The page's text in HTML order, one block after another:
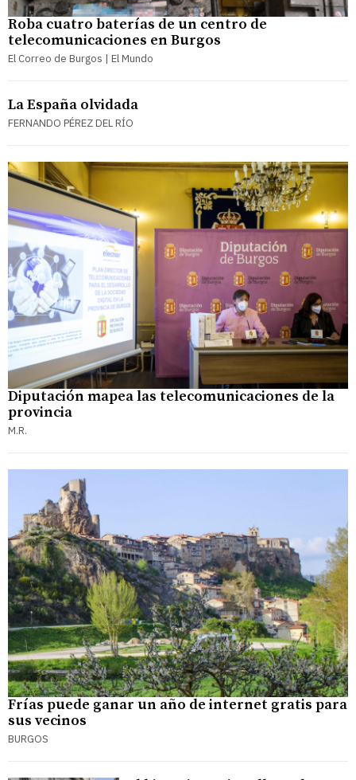
Roba cuatro baterías de un centro de
telecomunicaciones en Burgos
El Correo de Burgos | El Mundo
La España olvidada
FERNANDO PÉREZ DEL RÍO
Diputación mapea las telecomunicaciones de la
provincia
M.R.
Frías puede ganar un año de internet gratis para
sus vecinos
BURGOS